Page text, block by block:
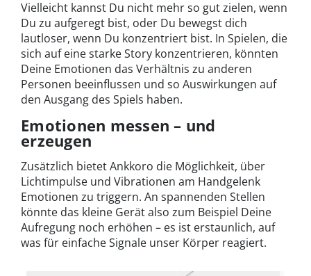
Vielleicht kannst Du nicht mehr so gut zielen, wenn
Du zu aufgeregt bist, oder Du bewegst dich
lautloser, wenn Du konzentriert bist. In Spielen, die
sich auf eine starke Story konzentrieren, könnten
Deine Emotionen das Verhältnis zu anderen
Personen beeinflussen und so Auswirkungen auf
den Ausgang des Spiels haben.
Emotionen messen – und
erzeugen
Zusätzlich bietet Ankkoro die Möglichkeit, über
Lichtimpulse und Vibrationen am Handgelenk
Emotionen zu triggern. An spannenden Stellen
könnte das kleine Gerät also zum Beispiel Deine
Aufregung noch erhöhen – es ist erstaunlich, auf
was für einfache Signale unser Körper reagiert.